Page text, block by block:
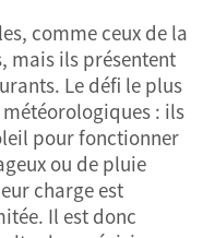
comme ceux de la
mais ils présentent
Le défi le plus
: ils
pour fonctionner
ou de pluie
charge est
Il est donc